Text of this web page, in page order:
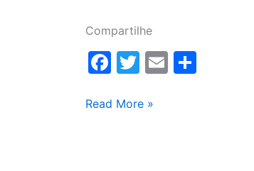
Compartilhe
F
c
T
itt
E
Assistência
Read More »